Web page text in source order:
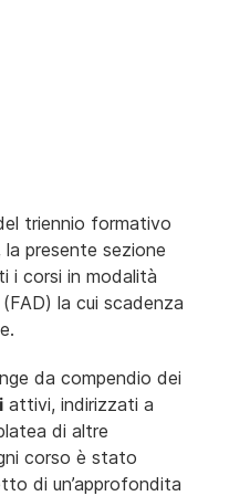
triennio formativo
presente sezione
i corsi in modalità
la cui scadenza
da compendio dei
attivi, indirizzati a
di altre
corso è stato
di un’approfondita